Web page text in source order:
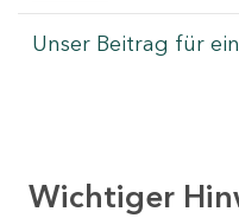
Unser Beitrag für
Wichtiger